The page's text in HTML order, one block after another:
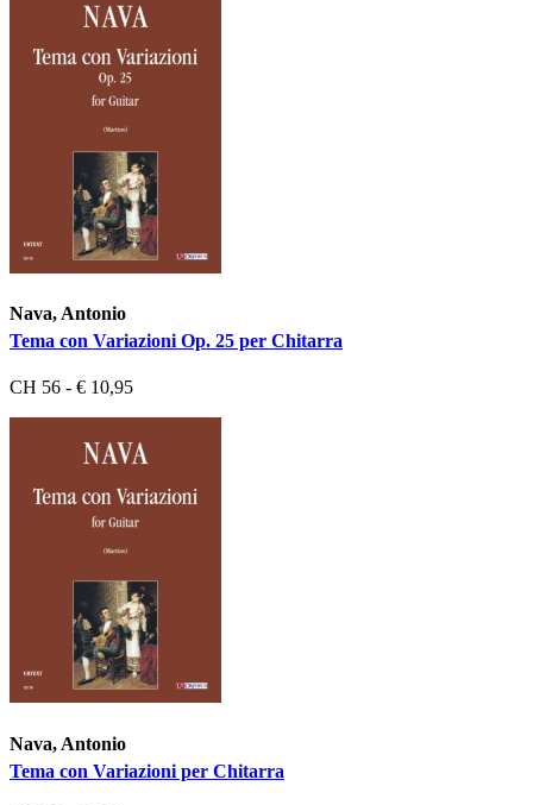
Nava, Antonio
Tema con Variazioni Op. 25 per Chitarra
CH 56 - € 10,95
Nava, Antonio
Tema con Variazioni per Chitarra